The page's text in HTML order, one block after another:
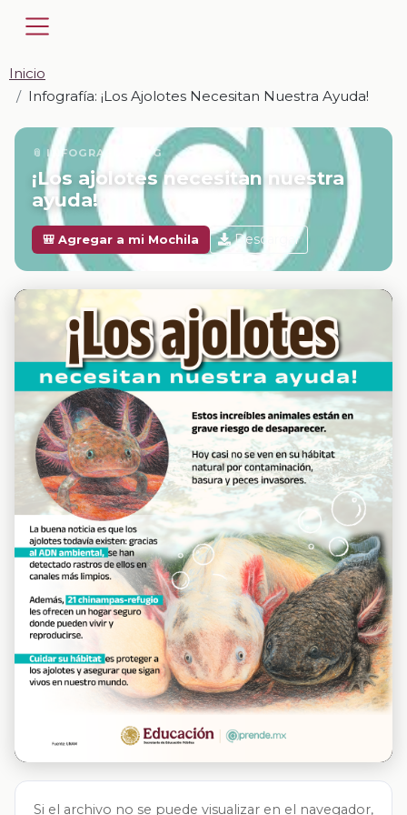
Inicio
Infografía: ¡Los Ajolotes Necesitan Nuestra Ayuda!
📎 INFOGRAFÍA · JPG
¡Los ajolotes necesitan nuestra
ayuda!
🎒 Agregar a mi Mochila Descargar
Si el archivo no se puede visualizar en el navegador,